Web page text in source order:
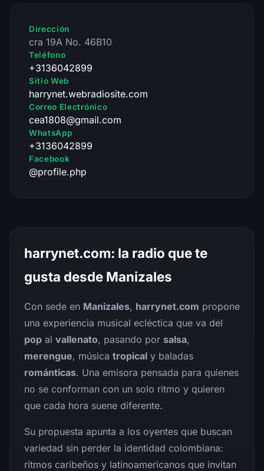
Dirección
cra 19A No. 46B10
Teléfono
+3136042899
Sitio Web
harrynet.webradiosite.com
Correo Electrónico
cea1808@gmail.com
WhatsApp
+3136042899
Facebook
@profile.php
harrynet.com: la radio que te
gusta desde Manizales
Con sede en Manizales, harrynet.com propone
una experiencia musical ecléctica que va del
pop al vallenato, pasando por salsa,
merengue, música tropical y baladas
románticas. Una emisora pensada para quienes
no se conforman con un solo ritmo y quieren
que cada hora suene diferente.
Su propuesta apunta a los oyentes que buscan
variedad sin perder la identidad colombiana:
ritmos caribeños y latinoamericanos que invitan